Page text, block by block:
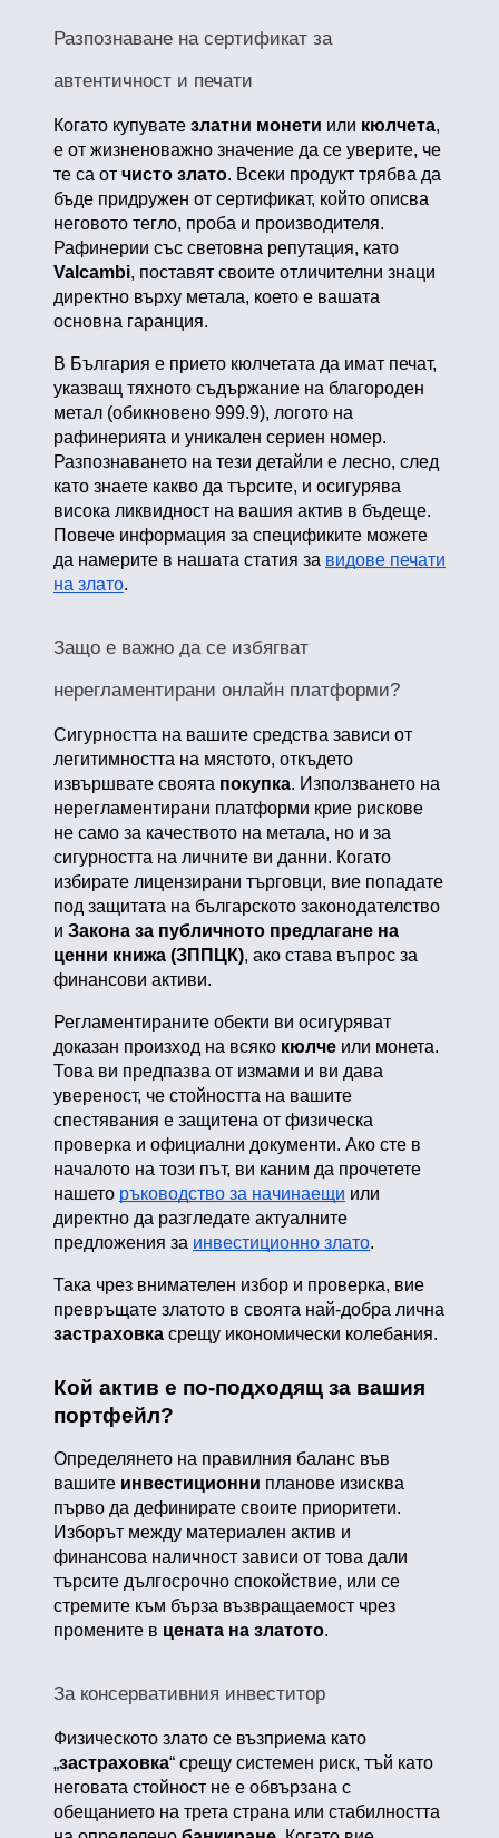
Разпознаване на сертификат за
автентичност и печати
Когато купувате златни монети или кюлчета,
е от жизненоважно значение да се уверите, че
те са от чисто злато. Всеки продукт трябва да
бъде придружен от сертификат, който описва
неговото тегло, проба и производителя.
Рафинерии със световна репутация, като
Valcambi, поставят своите отличителни знаци
директно върху метала, което е вашата
основна гаранция.
В България е прието кюлчетата да имат печат,
указващ тяхното съдържание на благороден
метал (обикновено 999.9), логото на
рафинерията и уникален сериен номер.
Разпознаването на тези детайли е лесно, след
като знаете какво да търсите, и осигурява
висока ликвидност на вашия актив в бъдеще.
Повече информация за спецификите можете
да намерите в нашата статия за видове печати
на злато.
Защо е важно да се избягват
нерегламентирани онлайн платформи?
Сигурността на вашите средства зависи от
легитимността на мястото, откъдето
извършвате своята покупка. Използването на
нерегламентирани платформи крие рискове
не само за качеството на метала, но и за
сигурността на личните ви данни. Когато
избирате лицензирани търговци, вие попадате
под защитата на българското законодателство
и Закона за публичното предлагане на
ценни книжа (ЗППЦК), ако става въпрос за
финансови активи.
Регламентираните обекти ви осигуряват
доказан произход на всяко кюлче или монета.
Това ви предпазва от измами и ви дава
увереност, че стойността на вашите
спестявания е защитена от физическа
проверка и официални документи. Ако сте в
началото на този път, ви каним да прочетете
нашето ръководство за начинаещи или
директно да разгледате актуалните
предложения за инвестиционно злато.
Така чрез внимателен избор и проверка, вие
превръщате златото в своята най-добра лична
застраховка срещу икономически колебания.
Кой актив е по-подходящ за вашия
портфейл?
Определянето на правилния баланс във
вашите инвестиционни планове изисква
първо да дефинирате своите приоритети.
Изборът между материален актив и
финансова наличност зависи от това дали
търсите дългосрочно спокойствие, или се
стремите към бърза възвращаемост чрез
промените в цената на златото.
За консервативния инвеститор
Физическото злато се възприема като
„застраховка“ срещу системен риск, тъй като
неговата стойност не е обвързана с
обещанието на трета страна или стабилността